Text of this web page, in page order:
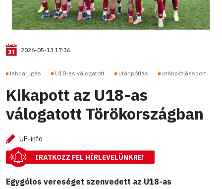
2026-05-13 17:36
labdarúgás U18-as válogatott utánpótlás utánpótlássport
Kikapott az U18-as
válogatott Törökországban
UP-info
IRATKOZZ FEL HÍRLEVELÜNKRE!
Egygólos vereséget szenvedett az U18-as